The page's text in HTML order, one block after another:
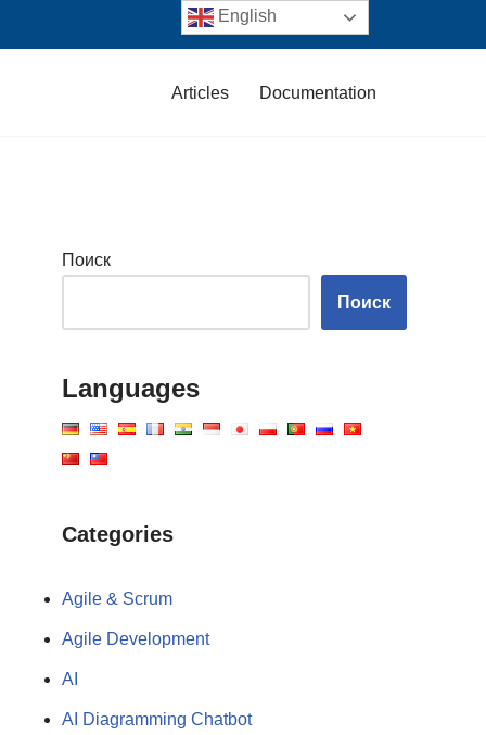
Articles Documentation
Поиск
Поиск
Languages
Categories
Agile & Scrum
Agile Development
AI
AI Diagramming Chatbot
English